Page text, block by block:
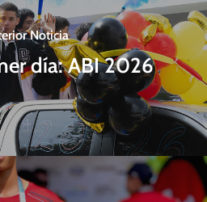
Noticia
día: ABI 2026